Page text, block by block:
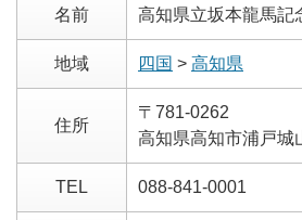
名前 高知県立坂本龍馬記
地域 四国 > 高知県
住所
〒781-0262
高知県高知市浦戸城
TEL 088-841-0001